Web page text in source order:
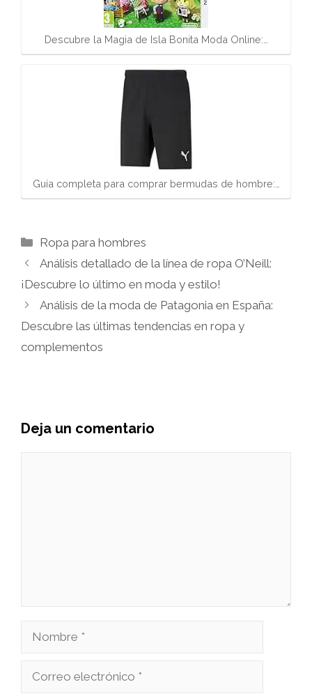
Descubre la Magia de Isla Bonita Moda Online:…
Guía completa para comprar bermudas de hombre:…
Categorías
Ropa para hombres
Análisis detallado de la línea de ropa O’Neill:
¡Descubre lo último en moda y estilo!
Análisis de la moda de Patagonia en España:
Descubre las últimas tendencias en ropa y
complementos
Deja un comentario
Nombre
Correo